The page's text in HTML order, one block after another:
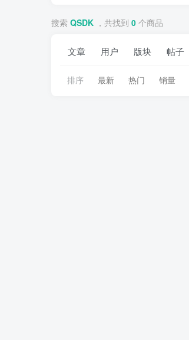
搜索 QSDK ，共找到 0 个商品
文章 用户 版块 帖子
排序 最新 热门 销量